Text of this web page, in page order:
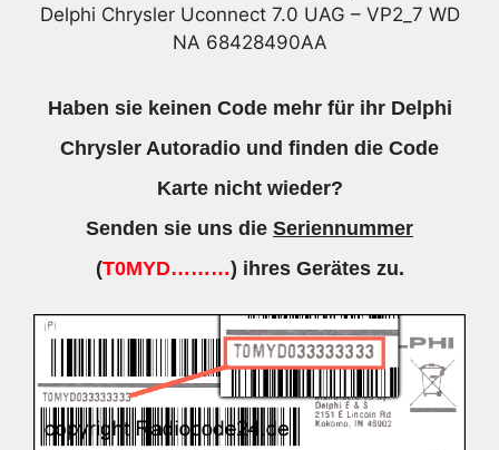
Delphi Chrysler Uconnect 7.0 UAG – VP2_7 WD
NA 68428490AA
Haben sie keinen Code mehr für ihr Delphi
Chrysler Autoradio und finden die Code
Karte nicht wieder?
Senden sie uns die Seriennummer
(T0MYD………) ihres Gerätes zu.